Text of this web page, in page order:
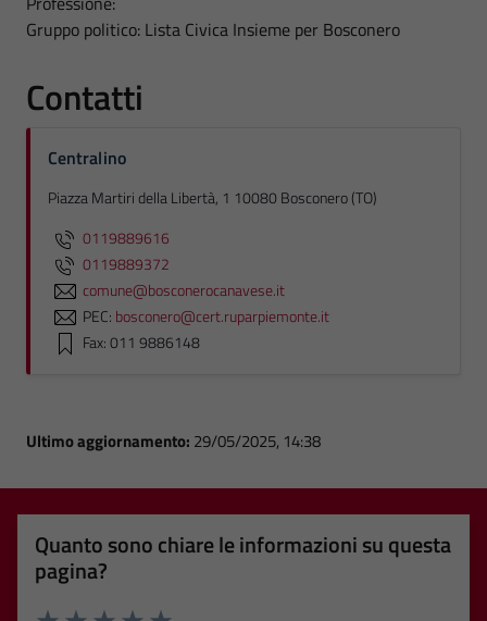
Gruppo politico: Lista Civica Insieme per Bosconero
Contatti
Centralino
Piazza Martiri della Libertà, 1 10080 Bosconero (TO)
0119889616
0119889372
comune@bosconerocanavese.it
PEC: bosconero@cert.ruparpiemonte.it
Fax: 011 9886148
Ultimo aggiornamento: 29/05/2025, 14:38
Quanto sono chiare le informazioni su questa
pagina?